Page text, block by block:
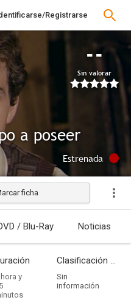
Registrarse
--
Sin valorar
a poseer
Estrenada
ficha
/ Blu-Ray Noticias
y
Clasificación por edades
Sin
información